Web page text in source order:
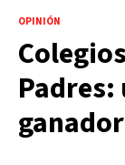
OPINIÓN